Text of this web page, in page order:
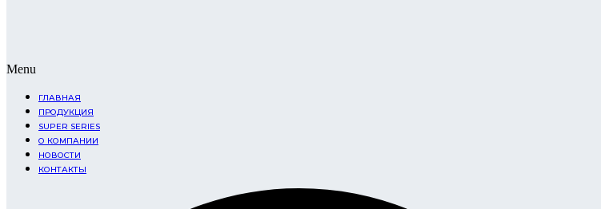
Menu
ГЛАВНАЯ
ПРОДУКЦИЯ
SUPER SERIES
О КОМПАНИИ
НОВОСТИ
КОНТАКТЫ